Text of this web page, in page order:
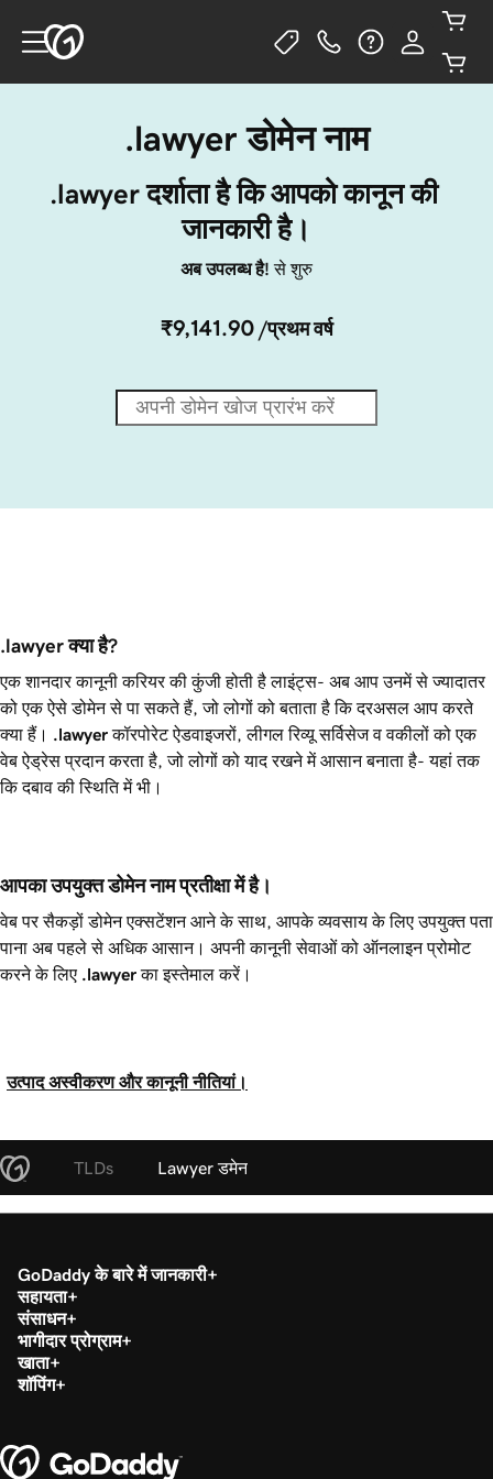
.lawyer डोमेन नाम
.lawyer दर्शाता है कि आपको कानून की
जानकारी है।
अब उपलब्ध है!से शुरु
₹9,141.90 /प्रथम वर्ष
.lawyer क्या है?
एक शानदार कानूनी करियर की कुंजी होती है लाइंट्स- अब आप उनमें से ज्यादातर
को एक ऐसे डोमेन से पा सकते हैं, जो लोगों को बताता है कि दरअसल आप करते
क्या हैं।
.lawyerकॉरपोरेट ऐडवाइजरों, लीगल रिव्यू सर्विसेज व वकीलों को एक
वेब ऐड्रेस प्रदान करता है, जो लोगों को याद रखने में आसान बनाता है- यहां तक
कि दबाव की स्थिति में भी।
आपका उपयुक्त डोमेन नाम प्रतीक्षा में है।
वेब पर सैकड़ों डोमेन एक्सटेंशन आने के साथ, आपके व्यवसाय के लिए उपयुक्त पता
पाना अब पहले से अधिक आसान। अपनी कानूनी सेवाओं को ऑनलाइन प्रोमोट
करने के लिए .lawyerका इस्तेमाल करें।
उत्पाद अस्वीकरण और कानूनी नीतियां।
TLDs Lawyer डमेन
GoDaddy के बारे में जानकारी
सहायता
संसाधन
भागीदार प्रोग्राम
खाता
शॉपिंग